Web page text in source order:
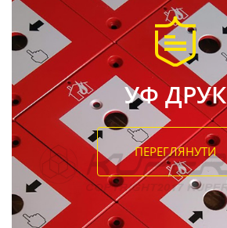
УФ ДРУК
ПЕРЕГЛЯНУТИ